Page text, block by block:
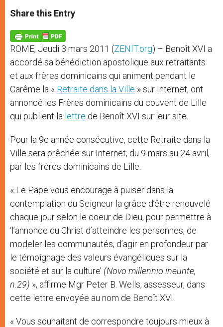
t
s
p
p
s
e
g
e
r
e
b
o
k
Share this Entry
ROME, Jeudi 3 mars 2011 (ZENIT.org) – Benoît XVI a
accordé sa bénédiction apostolique aux retraitants
et aux frères dominicains qui animent pendant le
Carême la « Retraite dans la Ville » sur Internet, ont
annoncé les Frères dominicains du couvent de Lille
qui publient la lettre de Benoît XVI sur leur site.
Pour la 9e année consécutive, cette Retraite dans la
Ville sera prêchée sur Internet, du 9 mars au 24 avril,
par les frères dominicains de Lille.
« Le Pape vous encourage à puiser dans la
contemplation du Seigneur la grâce d’être renouvelé
chaque jour selon le coeur de Dieu, pour permettre à
‘l’annonce du Christ d’atteindre les personnes, de
modeler les communautés, d’agir en profondeur par
le témoignage des valeurs évangéliques sur la
société et sur la culture’ (Novo millennio ineunte,
n.29) », affirme Mgr Peter B. Wells, assesseur, dans
cette lettre envoyée au nom de Benoît XVI.
« Vous souhaitant de correspondre toujours mieux à